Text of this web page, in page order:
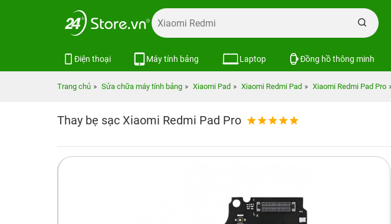
Điện thoại Máy tính bảng Laptop Đồng hồ thông minh
Trang chủ Sửa chữa máy tính bảng Xiaomi Pad Xiaomi Redmi Pad Xiaomi Redmi Pad Pro
Thay bẹ sạc Xiaomi Redmi Pad Pro